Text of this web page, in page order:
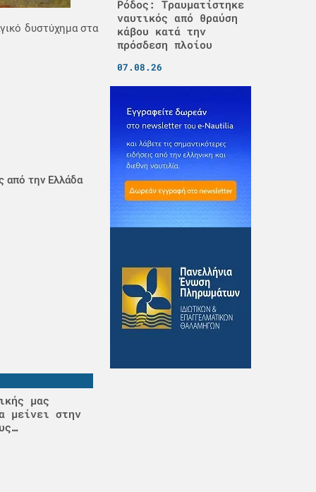
δυστύχημα στα
από την Ελλάδα
μας
μείνει στην
Ρόδος: Τραυματίστηκε
ναυτικός από θραύση
κάβου κατά την
πρόσδεση πλοίου
07.08.26